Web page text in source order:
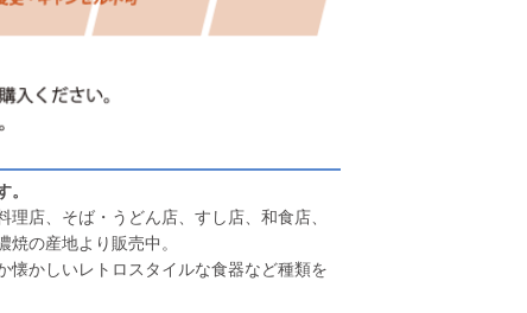
店、そば・うどん店、すし店、和食店、
の産地より販売中。
懐かしいレトロスタイルな食器など種類を